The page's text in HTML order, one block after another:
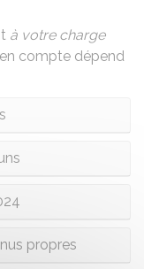
à votre charge
compte dépend
propres